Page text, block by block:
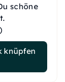
schöne
knüpfen